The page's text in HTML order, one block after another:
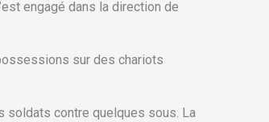
engagé dans la direction de
sur des chariots
soldats contre quelques sous. La